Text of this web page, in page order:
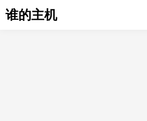
to谁的主机